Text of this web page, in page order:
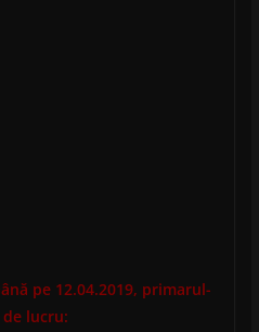
pe 12.04.2019, primarul-
lucru: